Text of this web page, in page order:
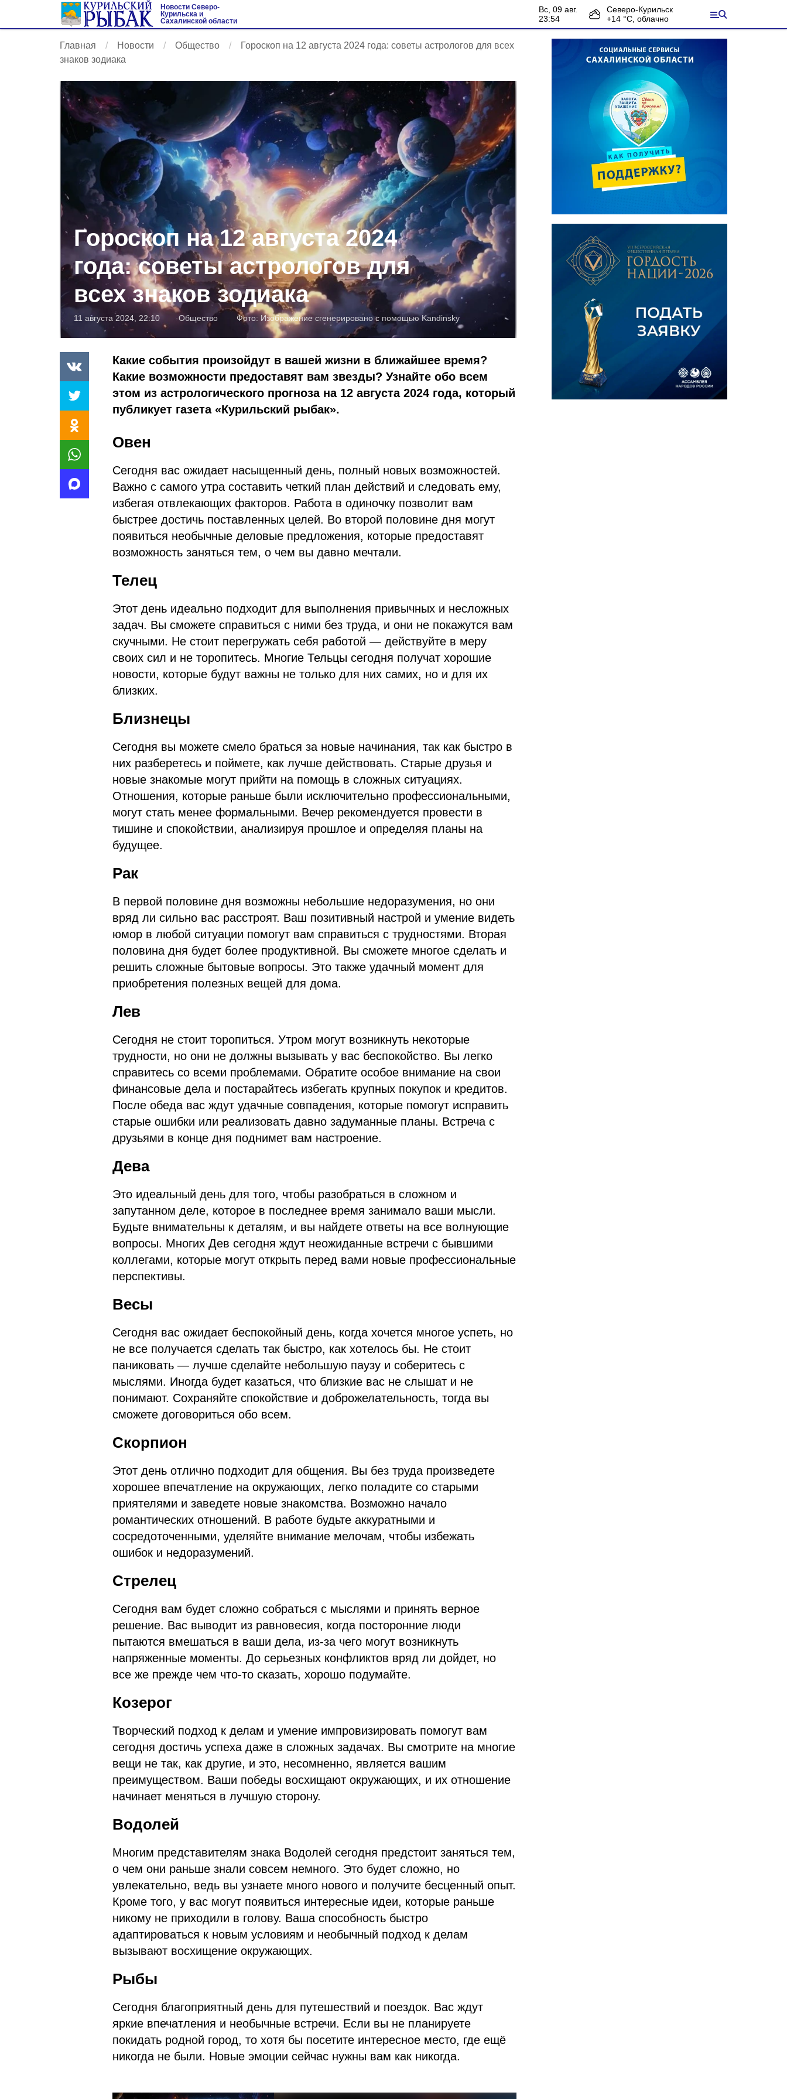
Новости Северо-
Курильска и
Сахалинской области
вс, 09 авг.
23:54
Северо-Курильск
+14 °С, облачно
Главная Новости Общество
Гороскоп на 12 августа 2024 года: советы астрологов для всех
знаков зодиака
Гороскоп на 12 августа 2024
года: советы астрологов для
всех знаков зодиака
11 августа 2024, 22:10 Общество Фото: Изображение сгенерировано с помощью Kandinsky
Какие события произойдут в вашей жизни в ближайшее время?
Какие возможности предоставят вам звезды? Узнайте обо всем
этом из астрологического прогноза на 12 августа 2024 года, который
публикует газета «Курильский рыбак».
Овен
Сегодня вас ожидает насыщенный день, полный новых возможностей.
Важно с самого утра составить четкий план действий и следовать ему,
избегая отвлекающих факторов. Работа в одиночку позволит вам
быстрее достичь поставленных целей. Во второй половине дня могут
появиться необычные деловые предложения, которые предоставят
возможность заняться тем, о чем вы давно мечтали.
Телец
Этот день идеально подходит для выполнения привычных и несложных
задач. Вы сможете справиться с ними без труда, и они не покажутся вам
скучными. Не стоит перегружать себя работой — действуйте в меру
своих сил и не торопитесь. Многие Тельцы сегодня получат хорошие
новости, которые будут важны не только для них самих, но и для их
близких.
Близнецы
Сегодня вы можете смело браться за новые начинания, так как быстро в
них разберетесь и поймете, как лучше действовать. Старые друзья и
новые знакомые могут прийти на помощь в сложных ситуациях.
Отношения, которые раньше были исключительно профессиональными,
могут стать менее формальными. Вечер рекомендуется провести в
тишине и спокойствии, анализируя прошлое и определяя планы на
будущее.
Рак
В первой половине дня возможны небольшие недоразумения, но они
вряд ли сильно вас расстроят. Ваш позитивный настрой и умение видеть
юмор в любой ситуации помогут вам справиться с трудностями. Вторая
половина дня будет более продуктивной. Вы сможете многое сделать и
решить сложные бытовые вопросы. Это также удачный момент для
приобретения полезных вещей для дома.
Лев
Сегодня не стоит торопиться. Утром могут возникнуть некоторые
трудности, но они не должны вызывать у вас беспокойство. Вы легко
справитесь со всеми проблемами. Обратите особое внимание на свои
финансовые дела и постарайтесь избегать крупных покупок и кредитов.
После обеда вас ждут удачные совпадения, которые помогут исправить
старые ошибки или реализовать давно задуманные планы. Встреча с
друзьями в конце дня поднимет вам настроение.
Дева
Это идеальный день для того, чтобы разобраться в сложном и
запутанном деле, которое в последнее время занимало ваши мысли.
Будьте внимательны к деталям, и вы найдете ответы на все волнующие
вопросы. Многих Дев сегодня ждут неожиданные встречи с бывшими
коллегами, которые могут открыть перед вами новые профессиональные
перспективы.
Весы
Сегодня вас ожидает беспокойный день, когда хочется многое успеть, но
не все получается сделать так быстро, как хотелось бы. Не стоит
паниковать — лучше сделайте небольшую паузу и соберитесь с
мыслями. Иногда будет казаться, что близкие вас не слышат и не
понимают. Сохраняйте спокойствие и доброжелательность, тогда вы
сможете договориться обо всем.
Скорпион
Этот день отлично подходит для общения. Вы без труда произведете
хорошее впечатление на окружающих, легко поладите со старыми
приятелями и заведете новые знакомства. Возможно начало
романтических отношений. В работе будьте аккуратными и
сосредоточенными, уделяйте внимание мелочам, чтобы избежать
ошибок и недоразумений.
Стрелец
Сегодня вам будет сложно собраться с мыслями и принять верное
решение. Вас выводит из равновесия, когда посторонние люди
пытаются вмешаться в ваши дела, из-за чего могут возникнуть
напряженные моменты. До серьезных конфликтов вряд ли дойдет, но
все же прежде чем что-то сказать, хорошо подумайте.
Козерог
Творческий подход к делам и умение импровизировать помогут вам
сегодня достичь успеха даже в сложных задачах. Вы смотрите на многие
вещи не так, как другие, и это, несомненно, является вашим
преимуществом. Ваши победы восхищают окружающих, и их отношение
начинает меняться в лучшую сторону.
Водолей
Многим представителям знака Водолей сегодня предстоит заняться тем,
о чем они раньше знали совсем немного. Это будет сложно, но
увлекательно, ведь вы узнаете много нового и получите бесценный опыт.
Кроме того, у вас могут появиться интересные идеи, которые раньше
никому не приходили в голову. Ваша способность быстро
адаптироваться к новым условиям и необычный подход к делам
вызывают восхищение окружающих.
Рыбы
Сегодня благоприятный день для путешествий и поездок. Вас ждут
яркие впечатления и необычные встречи. Если вы не планируете
покидать родной город, то хотя бы посетите интересное место, где ещё
никогда не были. Новые эмоции сейчас нужны вам как никогда.